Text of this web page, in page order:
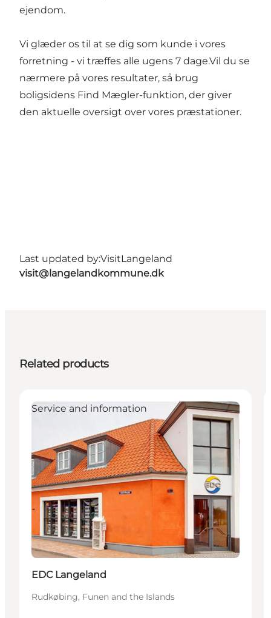
ejendom.
Vi glæder os til at se dig som kunde i vores
forretning - vi træffes alle ugens 7 dage.Vil du se
nærmere på vores resultater, så brug
boligsidens Find Mægler-funktion, der giver
den aktuelle oversigt over vores præstationer.
Last updated by:VisitLangeland
visit@langelandkommune.dk
Related products
Service and information
EDC Langeland
Rudkøbing, Funen and the Islands